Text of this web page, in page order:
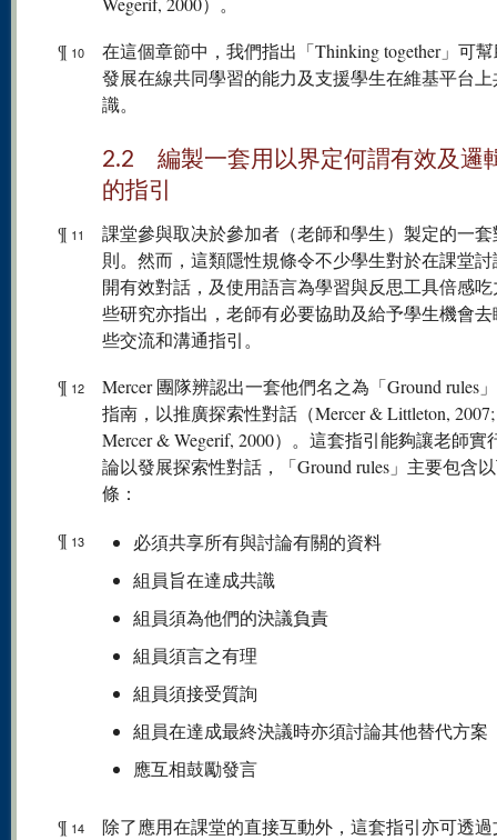
¶ 10
在這個章節中，我們指出「Thinking together」可
發展在線共同學習的能力及支援學生在維基平台
識。
2.2 編製一套用以界定何謂有效及邏
的指引
¶ 11
課堂參與取决於參加者（老師和學生）製定的一
則。然而，這類隱性規條令不少學生對於在課堂
開有效對話，及使用語言為學習與反思工具倍感
些研究亦指出，老師有必要協助及給予學生機會
些交流和溝通指引。
¶ 12
Mercer 團隊辨認出一套他們名之為「Ground rules
指南，以推廣探索性對話（Mercer & Littleton, 2007;
Mercer & Wegerif, 2000）。這套指引能夠讓老師實
論以發展探索性對話，「Ground rules」主要包含
條：
¶ 13
必須共享所有與討論有關的資料
組員旨在達成共識
組員須為他們的決議負責
組員須言之有理
組員須接受質詢
組員在達成最終決議時亦須討論其他替代方案
應互相鼓勵發言
¶ 14
除了應用在課堂的直接互動外，這套指引亦可透